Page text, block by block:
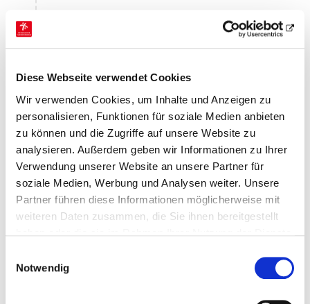
Diese Webseite verwendet Cookies
Wir verwenden Cookies, um Inhalte und Anzeigen zu
personalisieren, Funktionen für soziale Medien anbieten
zu können und die Zugriffe auf unsere Website zu
analysieren. Außerdem geben wir Informationen zu Ihrer
Verwendung unserer Website an unsere Partner für
soziale Medien, Werbung und Analysen weiter. Unsere
Partner führen diese Informationen möglicherweise mit
weiteren Daten zusammen, die Sie ihnen bereitgestellt
Notwendig